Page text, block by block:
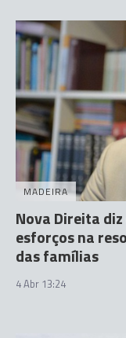
MADEIRA
Nova Direita
esforços na
das famílias
4 Abr 13:24